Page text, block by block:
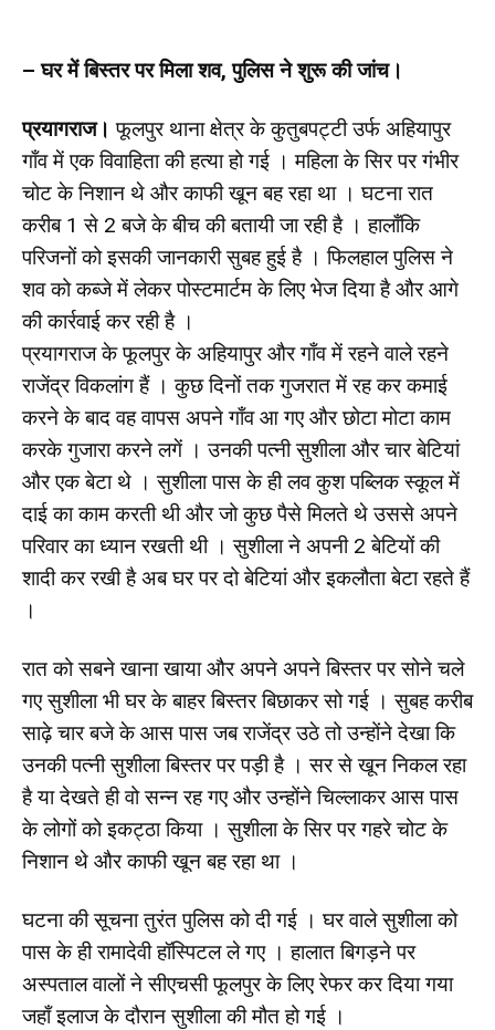
– घर में बिस्तर पर मिला शव, पुलिस ने शुरू की जांच।
प्रयागराज। फूलपुर थाना क्षेत्र के कुतुबपट्टी उर्फ अहियापुर
गाँव में एक विवाहिता की हत्या हो गई । महिला के सिर पर गंभीर
चोट के निशान थे और काफी खून बह रहा था । घटना रात
करीब 1 से 2 बजे के बीच की बतायी जा रही है । हालाँकि
परिजनों को इसकी जानकारी सुबह हुई है । फिलहाल पुलिस ने
शव को कब्जे में लेकर पोस्टमार्टम के लिए भेज दिया है और आगे
की कार्रवाई कर रही है ।
प्रयागराज के फूलपुर के अहियापुर और गाँव में रहने वाले रहने
राजेंद्र विकलांग हैं । कुछ दिनों तक गुजरात में रह कर कमाई
करने के बाद वह वापस अपने गाँव आ गए और छोटा मोटा काम
करके गुजारा करने लगें । उनकी पत्नी सुशीला और चार बेटियां
और एक बेटा थे । सुशीला पास के ही लव कुश पब्लिक स्कूल में
दाई का काम करती थी और जो कुछ पैसे मिलते थे उससे अपने
परिवार का ध्यान रखती थी । सुशीला ने अपनी 2 बेटियों की
शादी कर रखी है अब घर पर दो बेटियां और इकलौता बेटा रहते हैं
।
रात को सबने खाना खाया और अपने अपने बिस्तर पर सोने चले
गए सुशीला भी घर के बाहर बिस्तर बिछाकर सो गई । सुबह करीब
साढ़े चार बजे के आस पास जब राजेंद्र उठे तो उन्होंने देखा कि
उनकी पत्नी सुशीला बिस्तर पर पड़ी है । सर से खून निकल रहा
है या देखते ही वो सन्न रह गए और उन्होंने चिल्लाकर आस पास
के लोगों को इकट्ठा किया । सुशीला के सिर पर गहरे चोट के
निशान थे और काफी खून बह रहा था ।
घटना की सूचना तुरंत पुलिस को दी गई । घर वाले सुशीला को
पास के ही रामादेवी हॉस्पिटल ले गए । हालात बिगड़ने पर
अस्पताल वालों ने सीएचसी फूलपुर के लिए रेफर कर दिया गया
जहाँ इलाज के दौरान सुशीला की मौत हो गई ।